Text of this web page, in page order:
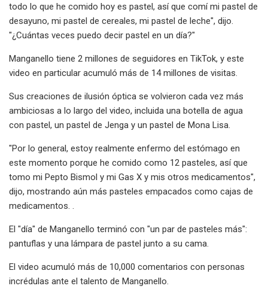
todo lo que he comido hoy es pastel, así que comí mi pastel de
desayuno, mi pastel de cereales, mi pastel de leche", dijo.
"¿Cuántas veces puedo decir pastel en un día?"
Manganello tiene 2 millones de seguidores en TikTok, y este
video en particular acumuló más de 14 millones de visitas.
Sus creaciones de ilusión óptica se volvieron cada vez más
ambiciosas a lo largo del video, incluida una botella de agua
con pastel, un pastel de Jenga y un pastel de Mona Lisa.
"Por lo general, estoy realmente enfermo del estómago en
este momento porque he comido como 12 pasteles, así que
tomo mi Pepto Bismol y mi Gas X y mis otros medicamentos",
dijo, mostrando aún más pasteles empacados como cajas de
medicamentos. .
El "día" de Manganello terminó con "un par de pasteles más":
pantuflas y una lámpara de pastel junto a su cama.
El video acumuló más de 10,000 comentarios con personas
incrédulas ante el talento de Manganello.